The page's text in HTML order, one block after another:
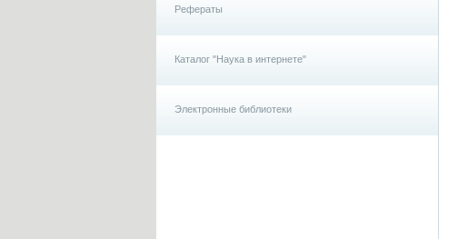
Рефераты
Каталог "Наука в интернете"
Электронные библиотеки